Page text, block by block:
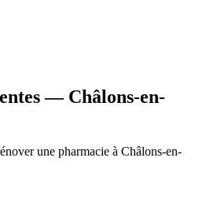
— Châlons-en-
une pharmacie à Châlons-en-